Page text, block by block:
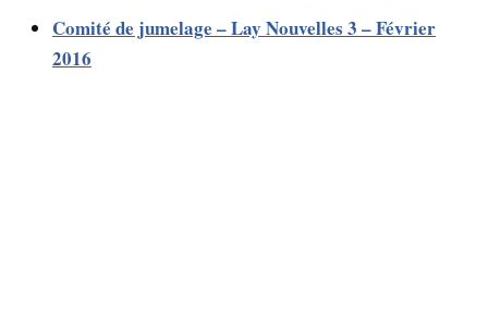
Comité de jumelage – Lay Nouvelles 3 – Février
2016